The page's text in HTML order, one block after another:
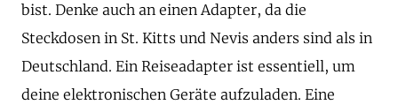
bist. Denke auch an einen Adapter, da die
Steckdosen in St. Kitts und Nevis anders sind als in
Deutschland. Ein Reiseadapter ist essentiell, um
deine elektronischen Geräte aufzuladen. Eine